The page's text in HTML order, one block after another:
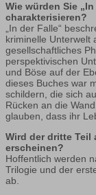
Wie würden Sie
charakterisieren?
„In der Falle“
kriminelle Unterwelt
gesellschaftliches
perspektivischen
und Böse auf der
dieses Buches war
schildern, die sich
Rücken an die
glauben, dass ihr
Wird der dritte Teil
erscheinen?
Hoffentlich werden
Trilogie und der
ab.